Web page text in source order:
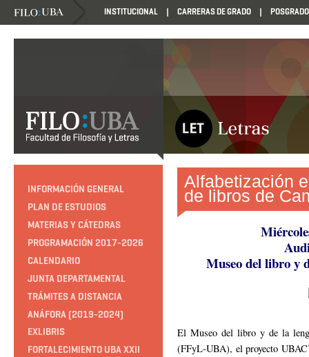
INSTITUCIONAL CARRERAS DE GRADO POSGRADO
INFORMACIÓN GENERAL
PLAN DE ESTUDIOS
MATERIAS Y CÁTEDRAS
PROGRAMACIÓN 2017-2026
CALENDARIO
JUNTA DEPARTAMENTAL
TRÁMITES A DISTANCIA
ANÁFORA (2019-2024)
EXLIBRIS
FORTALECIMIENTO UBA XXII
Alfabetización
de libros de
Museo del libro y
El Museo del libro y de la
(FFyL-UBA), el proyecto